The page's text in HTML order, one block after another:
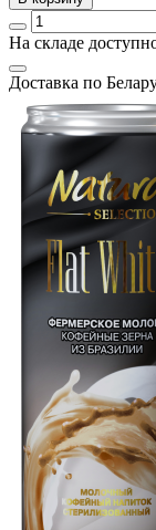
На складе
Доcтавка по